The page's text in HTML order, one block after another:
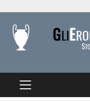
content
PRIMARY